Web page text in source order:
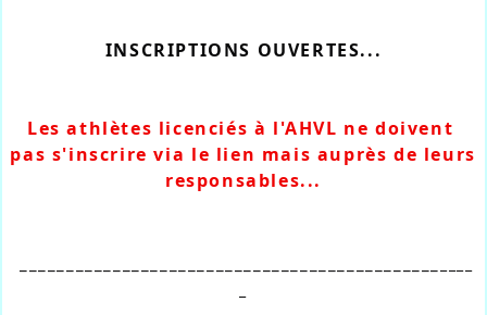
INSCRIPTIONS OUVERTES...
Les athlètes licenciés à l'AHVL ne doivent
pas s'inscrire via le lien mais auprès de leurs
responsables...